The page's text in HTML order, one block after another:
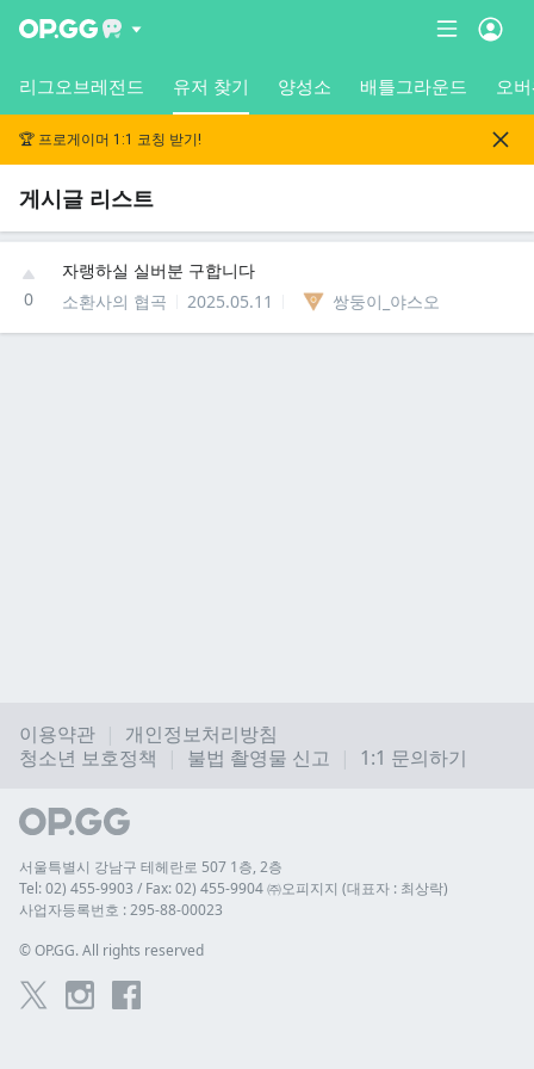
리그오브레전드 유저 찾기 양성소 배틀그라운드 오
🏆 프로게이머 1:1 코칭 받기!
게시글 리스트
0
자랭하실 실버분 구합니다
소환사의 협곡
2025.05.11 쌍둥이_야스오
이용약관
개인정보처리방침
청소년 보호정책
불법 촬영물 신고 1:1 문의하기
서울특별시 강남구 테헤란로 507 1층, 2층
Tel: 02) 455-9903 / Fax: 02) 455-9904 ㈜오피지지 (대표자 : 최상락)
사업자등록번호 : 295-88-00023
© OP.GG. All rights reserved